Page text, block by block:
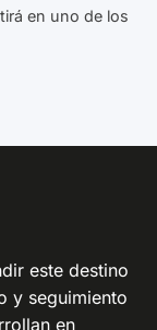
en uno de los
este destino
y seguimiento
en